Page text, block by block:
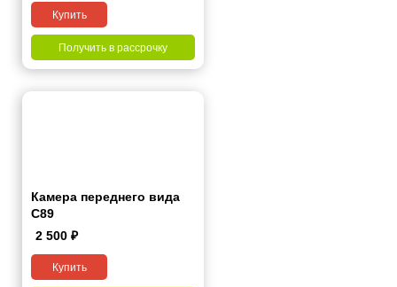
Купить
Получить в рассрочку
Камера переднего вида
С89
2 500 ₽
Купить